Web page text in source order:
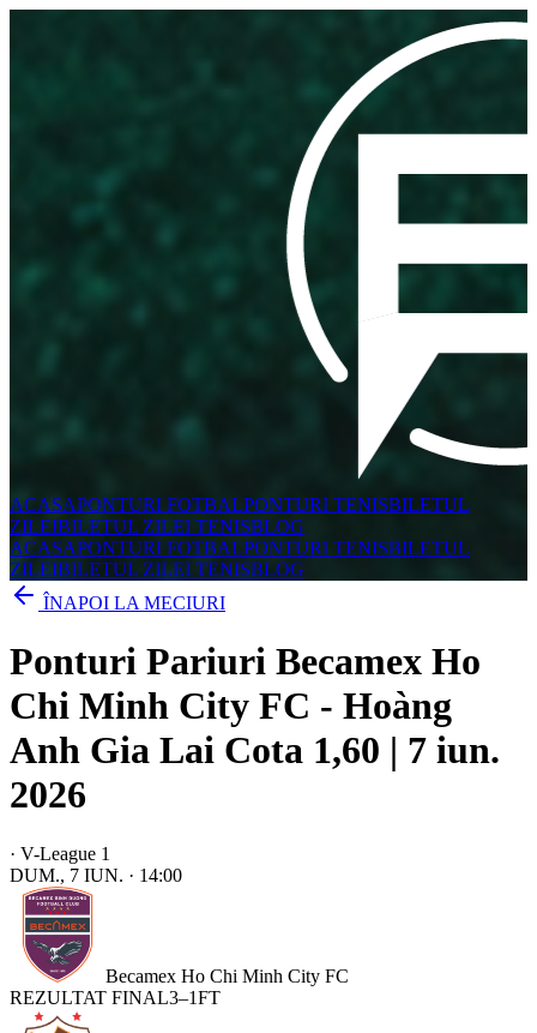
ACASAPONTURI FOTBALPONTURI TENISBILETUL
ZILEIBILETUL ZILEI TENISBLOG
ACASAPONTURI FOTBALPONTURI TENISBILETUL
ZILEIBILETUL ZILEI TENISBLOG
ÎNAPOI LA MECIURI
Ponturi Pariuri Becamex Ho
Chi Minh City FC - Hoàng
Anh Gia Lai Cota 1,60 | 7 iun.
2026
· V-League 1
DUM., 7 IUN. · 14:00
Becamex Ho Chi Minh City FC
REZULTAT FINAL3–1FT